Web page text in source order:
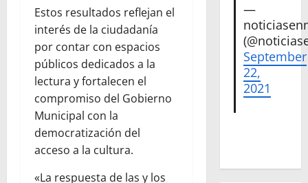
Estos resultados reflejan el
interés de la ciudadanía
por contar con espacios
públicos dedicados a la
lectura y fortalecen el
compromiso del Gobierno
Municipal con la
democratización del
acceso a la cultura.
«La respuesta de las y los
—
September
22,
2021